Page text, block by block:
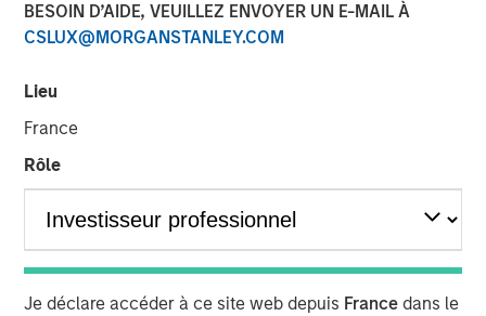
BESOIN D’AIDE, VEUILLEZ ENVOYER UN E-MAIL À
CSLUX@MORGANSTANLEY.COM
Lieu
France
Rôle
Je déclare accéder à ce site web depuis France dans le
12 DÉCEMBRE 2025
The Authors
Gregory Liebl, CFA
Executive Director
Adam Swinney, CFA
Vice President